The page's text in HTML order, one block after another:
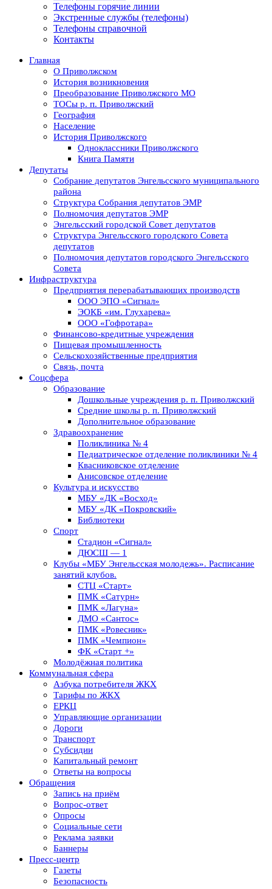
Телефоны горячие линии
Экстренные службы (телефоны)
Телефоны справочной
Контакты
Главная
О Приволжском
История возникновения
Преобразование Приволжского МО
ТОСы р. п. Приволжский
География
Население
История Приволжского
Одноклассники Приволжского
Книга Памяти
Депутаты
Собрание депутатов Энгельсского муниципального
района
Структура Собрания депутатов ЭМР
Полномочия депутатов ЭМР
Энгельсский городской Совет депутатов
Структура Энгельсского городского Совета
депутатов
Полномочия депутатов городского Энгельсского
Совета
Инфраструктура
Предприятия перерабатывающих производств
ООО ЭПО «Сигнал»
ЭОКБ «им. Глухарева»
ООО «Гофротара»
Финансово-кредитные учреждения
Пищевая промышленность
Сельскохозяйственные предприятия
Связь, почта
Соцсфера
Образование
Дошкольные учреждения р. п. Приволжский
Средние школы р. п. Приволжский
Дополнительное образование
Здравоохранение
Поликлиника № 4
Педиатрическое отделение поликлиники № 4
Квасниковское отделение
Анисовское отделение
Культура и искусство
МБУ «ДК «Восход»
МБУ «ДК «Покровский»
Библиотеки
Спорт
Стадион «Сигнал»
ДЮСШ — 1
Клубы «МБУ Энгельсская молодежь». Расписание
занятий клубов.
СТЦ «Старт»
ПМК «Сатурн»
ПМК «Лагуна»
ДМО «Сантос»
ПМК «Ровесник»
ПМК «Чемпион»
ФК «Старт +»
Молодёжная политика
Коммунальная сфера
Азбука потребителя ЖКХ
Тарифы по ЖКХ
ЕРКЦ
Управляющие организации
Дороги
Транспорт
Субсидии
Капитальный ремонт
Ответы на вопросы
Обращения
Запись на приём
Вопрос-ответ
Опросы
Социальные сети
Реклама заявки
Баннеры
Пресс-центр
Газеты
Безопасность